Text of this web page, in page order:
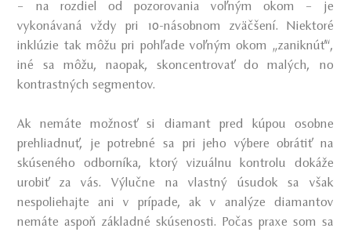
– na rozdiel od pozorovania voľným okom – je
vykonávaná vždy pri 10-násobnom zväčšení. Niektoré
inklúzie tak môžu pri pohľade voľným okom „zaniknúť“,
iné sa môžu, naopak, skoncentrovať do malých, no
kontrastných segmentov.
Ak nemáte možnosť si diamant pred kúpou osobne
prehliadnuť, je potrebné sa pri jeho výbere obrátiť na
skúseného odborníka, ktorý vizuálnu kontrolu dokáže
urobiť za vás. Výlučne na vlastný úsudok sa však
nespoliehajte ani v prípade, ak v analýze diamantov
nemáte aspoň základné skúsenosti. Počas praxe som sa